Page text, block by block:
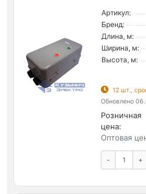
Артикул:
Бренд:
Длина, м:
Ширина, м:
Высота, м:
12 шт.,
Обновлено
Розничная
цена:
Оптовая
- +